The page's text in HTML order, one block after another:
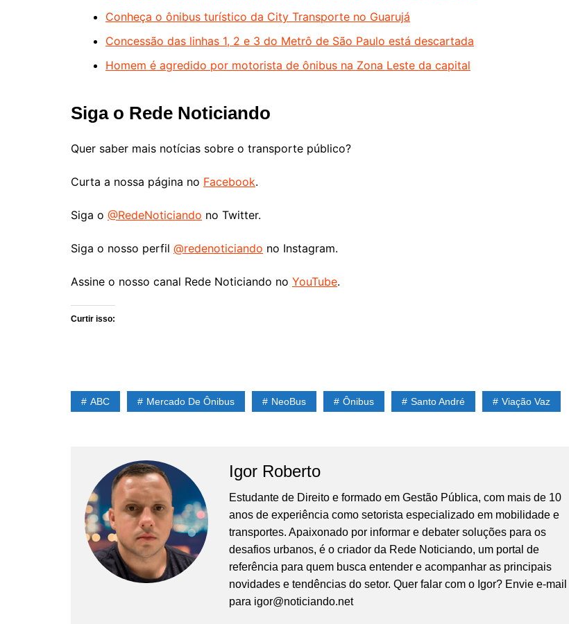
Conheça o ônibus turístico da City Transporte no Guarujá
Concessão das linhas 1, 2 e 3 do Metrô de São Paulo está descartada
Homem é agredido por motorista de ônibus na Zona Leste da capital
Siga o Rede Noticiando
Quer saber mais notícias sobre o transporte público?
Curta a nossa página no Facebook.
Siga o @RedeNoticiando no Twitter.
Siga o nosso perfil @redenoticiando no Instagram.
Assine o nosso canal Rede Noticiando no YouTube.
Curtir isso:
ABC Mercado De Ônibus NeoBus Ônibus Santo André Viação Vaz
Igor Roberto
Estudante de Direito e formado em Gestão Pública, com mais de 10
anos de experiência como setorista especializado em mobilidade e
transportes. Apaixonado por informar e debater soluções para os
desafios urbanos, é o criador da Rede Noticiando, um portal de
referência para quem busca entender e acompanhar as principais
novidades e tendências do setor. Quer falar com o Igor? Envie e-mail
para igor@noticiando.net